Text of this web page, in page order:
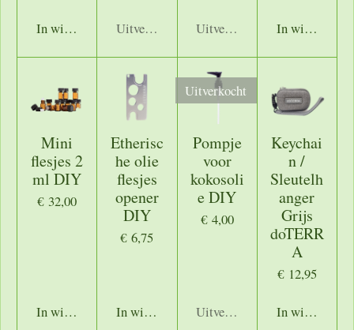
In winkelwagenUitverkocht Uitverkocht In
Mini
flesjes 2
ml DIY
€ 32,00
In winkelwagen
Etherisc
he olie
flesjes
opener
DIY
€ 6,75
In winkelwagen
Uitverkocht
Pompje
voor
kokosoli
e DIY
€ 4,00
Uitverkocht
Keychai
n /
Sleutelh
anger
Grijs
doTERR
A
€ 12,95
In